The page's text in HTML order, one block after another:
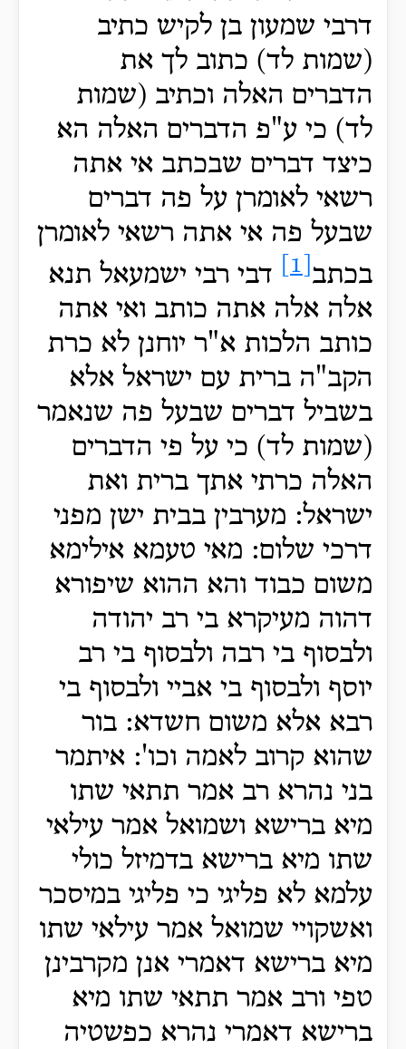
דרבי שמעון בן לקיש כתיב
(שמות לד) כתוב לך את
הדברים האלה וכתיב (שמות
לד) כי ע"פ הדברים האלה הא
כיצד דברים שבכתב אי אתה
רשאי לאומרן על פה דברים
שבעל פה אי אתה רשאי לאומרן
בכתב
דבי רבי ישמעאל תנא
אלה אלה אתה כותב ואי אתה
כותב הלכות א"ר יוחנן לא כרת
הקב"ה ברית עם ישראל אלא
בשביל דברים שבעל פה שנאמר
(שמות לד) כי על פי הדברים
האלה כרתי אתך ברית ואת
ישראל: מערבין בבית ישן מפני
דרכי שלום: מאי טעמא אילימא
משום כבוד והא ההוא שיפורא
דהוה מעיקרא בי רב יהודה
ולבסוף בי רבה ולבסוף בי רב
יוסף ולבסוף בי אביי ולבסוף בי
רבא אלא משום חשדא: בור
שהוא קרוב לאמה וכו': איתמר
בני נהרא רב אמר תתאי שתו
מיא ברישא ושמואל אמר עילאי
שתו מיא ברישא בדמיזל כולי
עלמא לא פליגי כי פליגי במיסכר
ואשקויי שמואל אמר עילאי שתו
מיא ברישא דאמרי אנן מקרבינן
טפי ורב אמר תתאי שתו מיא
ברישא דאמרי נהרא כפשטיה